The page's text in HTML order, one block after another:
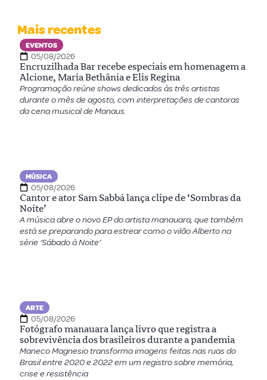
Mais recentes
EVENTOS
05/08/2026
Encruzilhada Bar recebe especiais em homenagem a
Alcione, Maria Bethânia e Elis Regina
Programação reúne shows dedicados às três artistas
durante o mês de agosto, com interpretações de cantoras
da cena musical de Manaus.
MÚSICA
05/08/2026
Cantor e ator Sam Sabbá lança clipe de ‘Sombras da
Noite’
A música abre o novo EP do artista manauara, que também
está se preparando para estrear como o vilão Alberto na
série ‘Sábado à Noite’
ARTE
05/08/2026
Fotógrafo manauara lança livro que registra a
sobrevivência dos brasileiros durante a pandemia
Maneco Magnesio transforma imagens feitas nas ruas do
Brasil entre 2020 e 2022 em um registro sobre memória,
crise e resistência